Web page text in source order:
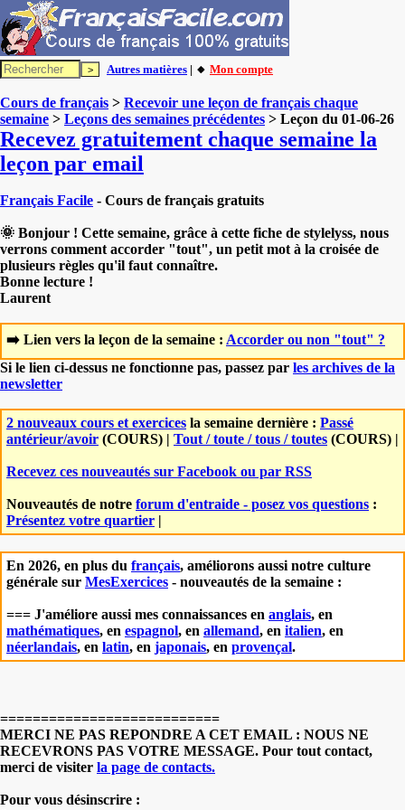
Autres matières | 🔸 Mon compte
Cours de français > Recevoir une leçon de français chaque
semaine > Leçons des semaines précédentes > Leçon du 01-06-26
Recevez gratuitement chaque semaine la
leçon par email
Français Facile - Cours de français gratuits
🌞 Bonjour ! Cette semaine, grâce à cette fiche de stylelyss, nous
verrons comment accorder "tout", un petit mot à la croisée de
plusieurs règles qu'il faut connaître.
Bonne lecture !
Laurent
➡️ Lien vers la leçon de la semaine : Accorder ou non "tout" ?
Si le lien ci-dessus ne fonctionne pas, passez par les archives de la
newsletter
2 nouveaux cours et exercices la semaine dernière : Passé
antérieur/avoir (COURS) | Tout / toute / tous / toutes (COURS) |
Recevez ces nouveautés sur Facebook ou par RSS
Nouveautés de notre forum d'entraide - posez vos questions :
Présentez votre quartier |
En 2026, en plus du français, améliorons aussi notre culture
générale sur MesExercices - nouveautés de la semaine :
=== J'améliore aussi mes connaissances en anglais, en
mathématiques, en espagnol, en allemand, en italien, en
néerlandais, en latin, en japonais, en provençal.
===========================
MERCI NE PAS REPONDRE A CET EMAIL : NOUS NE
RECEVRONS PAS VOTRE MESSAGE. Pour tout contact,
merci de visiter la page de contacts.
Pour vous désinscrire :